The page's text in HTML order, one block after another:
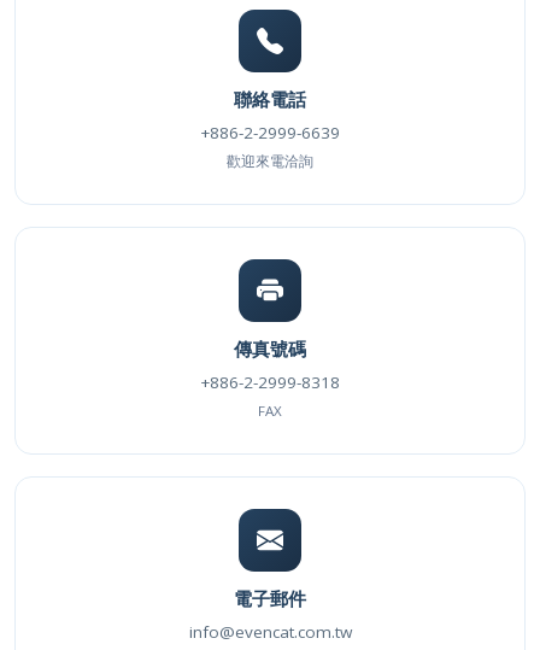
聯絡電話
+886-2-2999-6639
歡迎來電洽詢
傳真號碼
+886-2-2999-8318
FAX
電子郵件
info@evencat.com.tw